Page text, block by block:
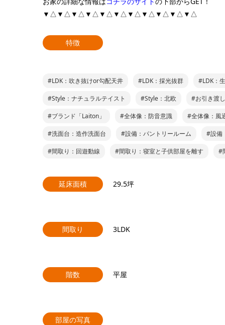
▼△▼△▼△▼△▼△▼△▼△▼△▼△▼△▼△
特徴
#LDK：吹き抜けor勾配天井 #LDK：採光抜群 #LDK：
#Style：ナチュラルテイスト #Style：北欧 #お引き渡
#ブランド「Laiton」 #全体像：防音意識 #全体像：風
#洗面台：造作洗面台 #設備：パントリールーム #設備
#間取り：回遊動線 #間取り：寝室と子供部屋を離す #
延床面積 29.5坪
間取り 3LDK
階数 平屋
部屋の写真